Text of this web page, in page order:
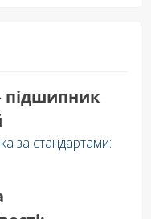
підшипник
за стандартами: